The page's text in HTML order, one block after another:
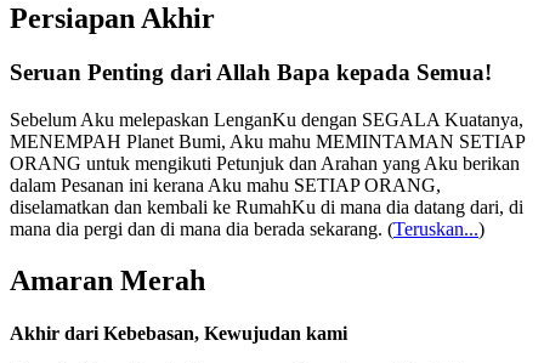
Persiapan Akhir
Seruan Penting dari Allah Bapa kepada Semua!
Sebelum Aku melepaskan LenganKu dengan SEGALA Kuatanya,
MENEMPAH Planet Bumi, Aku mahu MEMINTAMAN SETIAP
ORANG untuk mengikuti Petunjuk dan Arahan yang Aku berikan
dalam Pesanan ini kerana Aku mahu SETIAP ORANG,
diselamatkan dan kembali ke RumahKu di mana dia datang dari, di
mana dia pergi dan di mana dia berada sekarang. (Teruskan...)
Amaran Merah
Akhir dari Kebebasan, Kewujudan kami